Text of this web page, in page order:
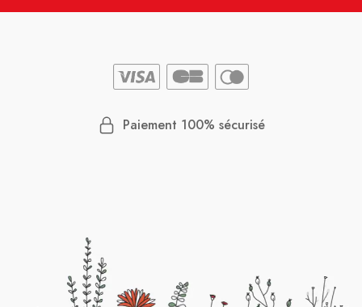
Paiement 100% sécurisé